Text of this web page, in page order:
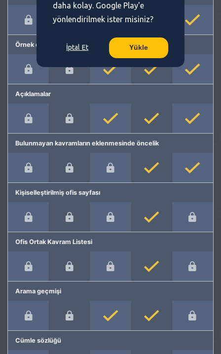
Örnek cümleler
Açıklamalar
Bulunmayan kavramların eklenmesinde öncelik
Kişiselleştirilmiş ofis sayfası
Ofis Ortak Kavram Listesi
Arama geçmişi
Cümle sözlüğü
daha kolay. Google Play'e
yönlendirilmek ister misiniz?
İptal Et Yükle